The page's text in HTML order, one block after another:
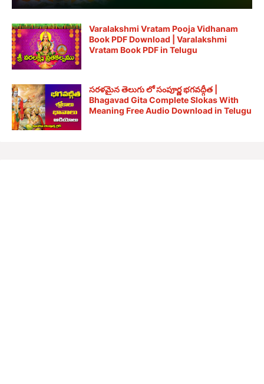
Varalakshmi Vratam Pooja Vidhanam
Book PDF Download | Varalakshmi
Vratam Book PDF in Telugu
సరళమైన తెలుగు లో సంపూర్ణ భగవద్గీత |
Bhagavad Gita Complete Slokas With
Meaning Free Audio Download in Telugu